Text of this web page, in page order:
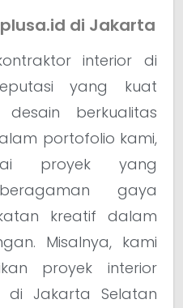
di Jakarta
interior di
yang kuat
berkualitas
portofolio kami,
proyek yang
gaya
kreatif dalam
Misalnya, kami
proyek interior
di Jakarta Selatan